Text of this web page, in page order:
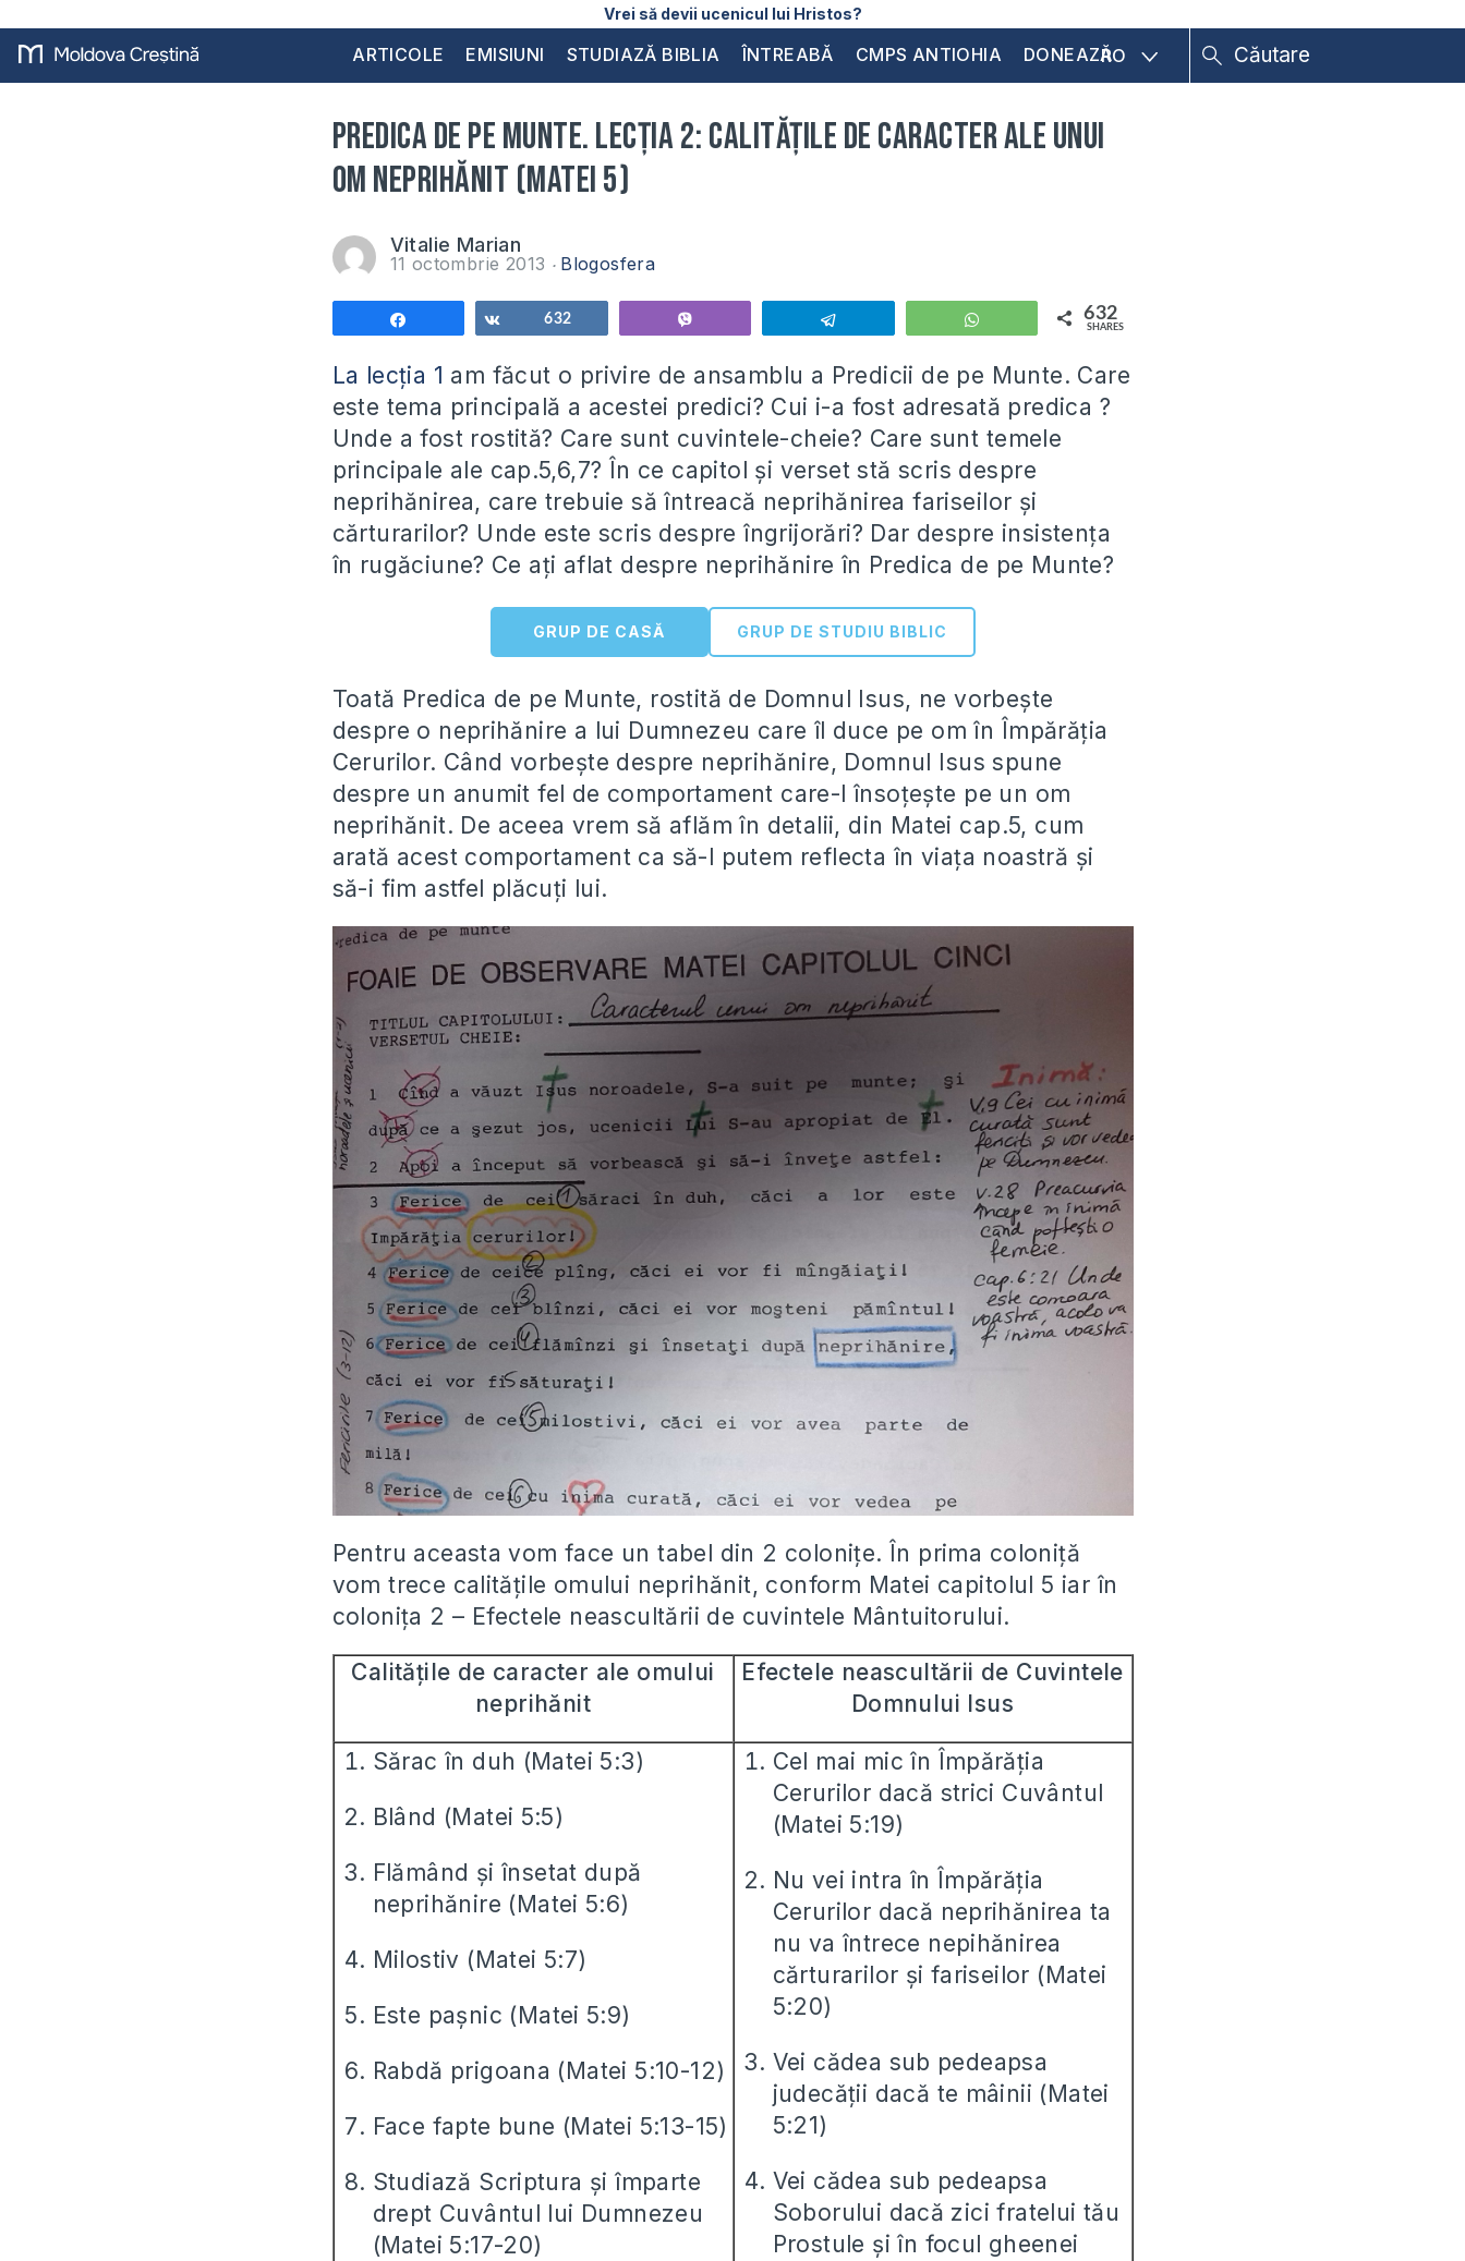
Vrei să devii ucenicul lui Hristos?
ARTICOLE EMISIUNI STUDIAZĂ BIBLIA ÎNTREABĂ CMPS ANTIOHIA DONEAZĂRO
Predica de pe Munte. Lecția 2: Calitățile de caracter ale unui
om neprihănit (Matei 5)
Vitalie Marian
11 octombrie 2013 Blogosfera
Share632 WhatsApp 632
SHARES
La lecția 1 am făcut o privire de ansamblu a Predicii de pe Munte. Care
este tema principală a acestei predici? Cui i-a fost adresată predica ?
Unde a fost rostită? Care sunt cuvintele-cheie? Care sunt temele
principale ale cap.5,6,7? În ce capitol și verset stă scris despre
neprihănirea, care trebuie să întreacă neprihănirea fariseilor și
cărturarilor? Unde este scris despre îngrijorări? Dar despre insistența
în rugăciune? Ce ați aflat despre neprihănire în Predica de pe Munte?
GRUP DE CASĂ GRUP DE STUDIU BIBLIC
Toată Predica de pe Munte, rostită de Domnul Isus, ne vorbește
despre o neprihănire a lui Dumnezeu care îl duce pe om în Împărăția
Cerurilor. Când vorbește despre neprihănire, Domnul Isus spune
despre un anumit fel de comportament care-l însoțește pe un om
neprihănit. De aceea vrem să aflăm în detalii, din Matei cap.5, cum
arată acest comportament ca să-l putem reflecta în viața noastră și
să-i fim astfel plăcuți lui.
Pentru aceasta vom face un tabel din 2 colonițe. În prima coloniță
vom trece calitățile omului neprihănit, conform Matei capitolul 5 iar în
colonița 2 – Efectele neascultării de cuvintele Mântuitorului.
Calitățile de caracter ale omului
neprihănit
Efectele neascultării de Cuvintele
Domnului Isus
Sărac în duh (Matei 5:3)
Blând (Matei 5:5)
Flămând și însetat după
neprihănire (Matei 5:6)
Milostiv (Matei 5:7)
Este pașnic (Matei 5:9)
Rabdă prigoana (Matei 5:10-12)
Face fapte bune (Matei 5:13-15)
Studiază Scriptura și împarte
drept Cuvântul lui Dumnezeu
(Matei 5:17-20)
Cel mai mic în Împărăția
Cerurilor dacă strici Cuvântul
(Matei 5:19)
Nu vei intra în Împărăția
Cerurilor dacă neprihănirea ta
nu va întrece nepihănirea
cărturarilor și fariseilor (Matei
5:20)
Vei cădea sub pedeapsa
judecății dacă te mâinii (Matei
5:21)
Vei cădea sub pedeapsa
Soborului dacă zici fratelui tău
Prostule și în focul gheenei